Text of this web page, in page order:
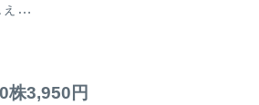
ぇ…
株3,950円